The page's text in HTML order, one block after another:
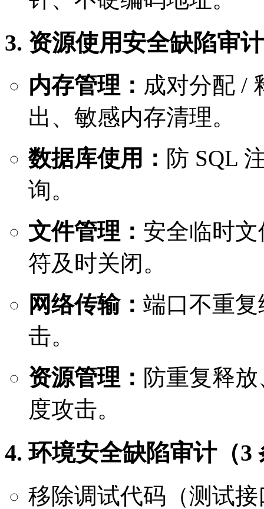
3. 资源使用安全缺陷审
内存管理： 成对分配 /
出、敏感内存清理。
数据库使用： 防 SQL
询。
文件管理： 安全临时
符及时关闭。
网络传输： 端口不重
击。
资源管理： 防重复释
度攻击。
4. 环境安全缺陷审计（3
移除调试代码（测试